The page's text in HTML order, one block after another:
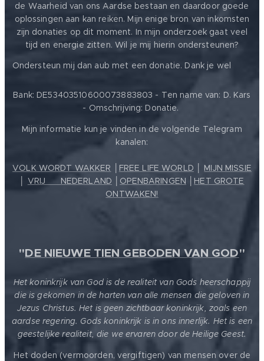
de Waarheid van ons Aardse bestaan en daardoor goede
oplossingen aan kan reiken. Mijn enige bron van inkomsten
zijn donaties op dit moment. In mijn onderzoek gaat veel
tijd en energie zitten. Wil je mij hierin ondersteunen?
Ondersteun mij dan aub met een donatie. Dank je wel
Bank: DE53403510600073883803 - Ten name van: D. Kars
- Omschrijving: Donatie.
Mijn informatie kun je vinden in de volgende Telegram
kanalen:
VOLK WORDT WAKKER FREE LIFE WORLD
MIJN MISSIE
VRIJ ❤️ NEDERLAND OPENBARINGEN
HET GROTE
ONTWAKEN!
"DE NIEUWE TIEN GEBODEN VAN GOD"
Het koninkrijk van God is de realiteit van Gods heerschappij
die is gekomen in de harten van alle mensen die geloven in
Jezus Christus. Het is geen zichtbaar koninkrijk, zoals een
aardse regering. Gods koninkrijk is in ons innerlijk. Het is een
geestelijke realiteit, die we ervaren door de Heilige Geest.
Het doden (vermoorden, vergiftigen) van mensen over de